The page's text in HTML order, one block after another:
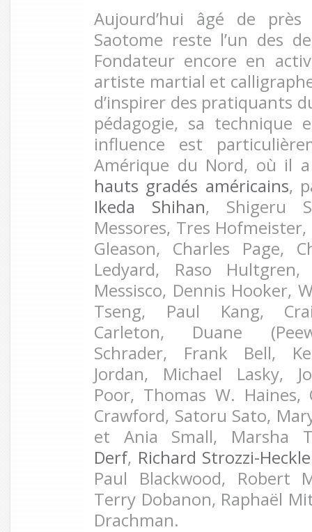
Aujourd’hui âgé de
Saotome reste l’un des
Fondateur encore en
artiste martial et
d’inspirer des pratiquants
pédagogie, sa technique
influence est
Amérique du Nord, où il
hauts gradés américains,
Ikeda Shihan, Shigeru
Messores, Tres
Gleason, Charles Page,
Ledyard, Raso
Messisco, Dennis Hooker,
Tseng, Paul Kang,
Carleton, Duane
Schrader, Frank Bell,
Jordan, Michael Lasky,
Poor, Thomas W. Haines,
Crawford, Satoru Sato,
et Ania Small, Marsha
Derf, Richard Strozzi-
Paul Blackwood, Robert
Terry Dobanon, Raphaël
Drachman.